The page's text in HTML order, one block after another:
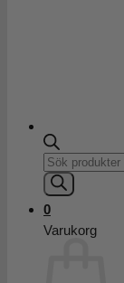
Products
search
0
Varukorg